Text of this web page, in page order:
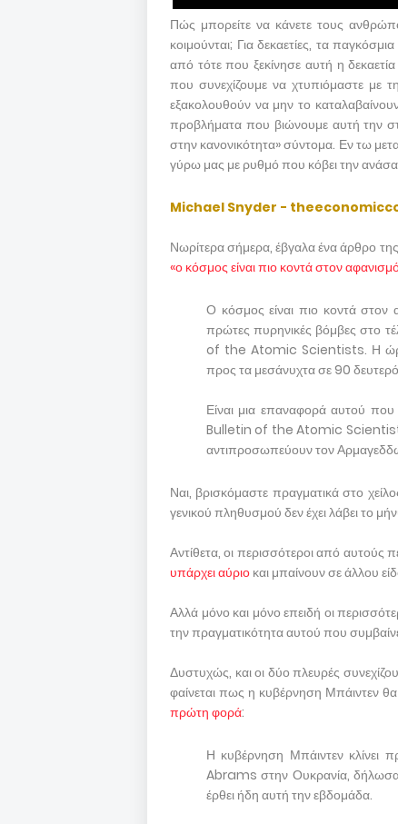
Πώς μπορείτε να κάνετε τους
κοιμούνται; Για δεκαετίες, τα
από τότε που ξεκίνησε αυτή η
που συνεχίζουμε να χτυπιόμαστε με
εξακολουθούν να μην το
προβλήματα που βιώνουμε αυτή την
στην κανονικότητα» σύντομα. Εν τω
γύρω μας με ρυθμό που κόβει την
Michael Snyder -
Νωρίτερα σήμερα, έβγαλα ένα άρθρο
«ο κόσμος είναι πιο κοντά στον
Ο κόσμος είναι πιο κοντά
πρώτες πυρηνικές βόμβες στο
of the Atomic Scientists. Η ώρα
προς τα μεσάνυχτα σε 90
Είναι μια επαναφορά αυτού
Bulletin of the Atomic Scientists
αντιπροσωπεύουν τον
Ναι, βρισκόμαστε πραγματικά στο
γενικού πληθυσμού δεν έχει λάβει το
Αντίθετα, οι περισσότεροι από
υπάρχει αύριο και μπαίνουν σε άλλου
Αλλά μόνο και μόνο επειδή οι
την πραγματικότητα αυτού που
Δυστυχώς, και οι δύο πλευρές
φαίνεται πως η κυβέρνηση Μπάιντεν
πρώτη φορά:
Η κυβέρνηση Μπάιντεν κλίνει
Abrams στην Ουκρανία,
έρθει ήδη αυτή την εβδομάδα.